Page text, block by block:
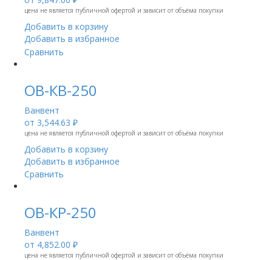
цена не является публичной офертой и зависит от объёма покупки
Добавить в корзину
Добавить в избранное
Сравнить
ОВ-КВ-250
Ванвент
от 3,544.63 ₽
цена не является публичной офертой и зависит от объёма покупки
Добавить в корзину
Добавить в избранное
Сравнить
ОВ-КР-250
Ванвент
от 4,852.00 ₽
цена не является публичной офертой и зависит от объёма покупки